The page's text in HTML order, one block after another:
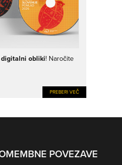
obliki! Naročite
PREBERI VEČ
POVEZAVE